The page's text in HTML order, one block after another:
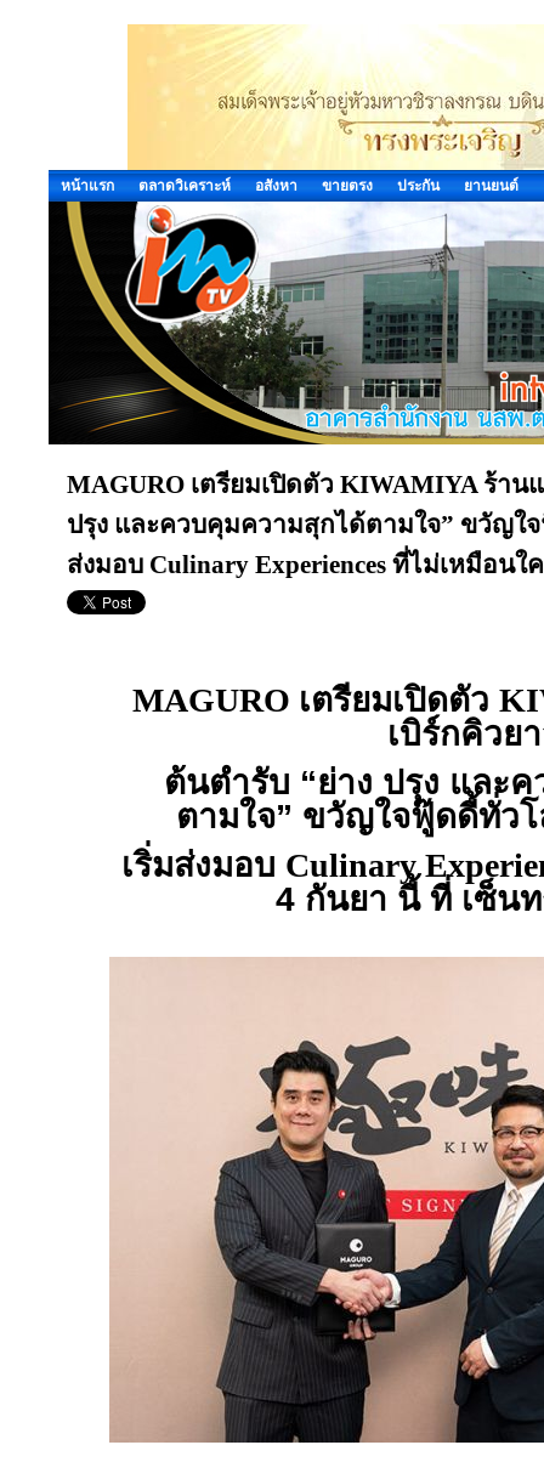
หน้าแรก ตลาดวิเคราะห์ อสังหา ขายตรง ประกัน ยานยนต์
MAGURO เตรียมเปิดตัว KIWAMIYA ร้าน
ปรุง และควบคุมความสุกได้ตามใจ” ขวัญใ
ส่งมอบ Culinary Experiences ที่ไม่เหมือน
MAGURO เตรียมเปิดตัว
เบิร์กคิวย
ต้นตำรับ “ย่าง ปรุง และ
ตามใจ” ขวัญใจฟู๊ดดี้ทั่ว
เริ่มส่งมอบ Culinary
4 กันยา นี้ ที่ เซ็น